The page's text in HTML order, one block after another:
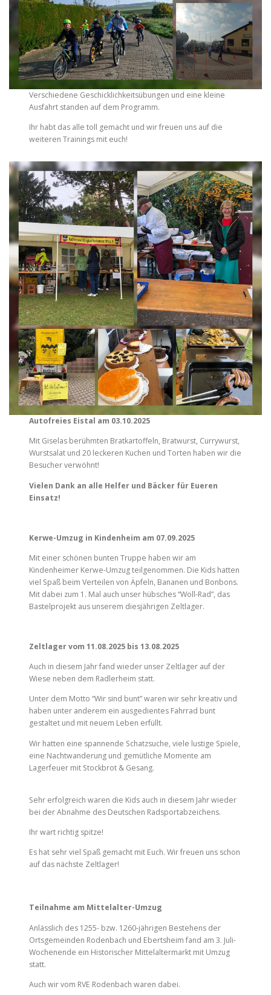
Verschiedene Geschicklichkeitsübungen und eine kleine
Ausfahrt standen auf dem Programm.
Ihr habt das alle toll gemacht und wir freuen uns auf die
weiteren Trainings mit euch!
Autofreies Eistal am 03.10.2025
Mit Giselas berühmten Bratkartoffeln, Bratwurst, Currywurst,
Wurstsalat und 20 leckeren Kuchen und Torten haben wir die
Besucher verwöhnt!
Vielen Dank an alle Helfer und Bäcker für Eueren
Einsatz!
Kerwe-Umzug in Kindenheim am 07.09.2025
Mit einer schönen bunten Truppe haben wir am
Kindenheimer Kerwe-Umzug teilgenommen. Die Kids hatten
viel Spaß beim Verteilen von Äpfeln, Bananen und Bonbons.
Mit dabei zum 1. Mal auch unser hübsches “Woll-Rad”, das
Bastelprojekt aus unserem diesjährigen Zeltlager.
Zeltlager vom 11.08.2025 bis 13.08.2025
Auch in diesem Jahr fand wieder unser Zeltlager auf der
Wiese neben dem Radlerheim statt.
Unter dem Motto “Wir sind bunt” waren wir sehr kreativ und
haben unter anderem ein ausgedientes Fahrrad bunt
gestaltet und mit neuem Leben erfüllt.
Wir hatten eine spannende Schatzsuche, viele lustige Spiele,
eine Nachtwanderung und gemütliche Momente am
Lagerfeuer mit Stockbrot & Gesang.
Sehr erfolgreich waren die Kids auch in diesem Jahr wieder
bei der Abnahme des Deutschen Radsportabzeichens.
Ihr wart richtig spitze!
Es hat sehr viel Spaß gemacht mit Euch. Wir freuen uns schon
auf das nächste Zeltlager!
Teilnahme am Mittelalter-Umzug
Anlässlich des 1255- bzw. 1260-jährigen Bestehens der
Ortsgemeinden Rodenbach und Ebertsheim fand am 3. Juli-
Wochenende ein Historischer Mittelaltermarkt mit Umzug
statt.
Auch wir vom RVE Rodenbach waren dabei.